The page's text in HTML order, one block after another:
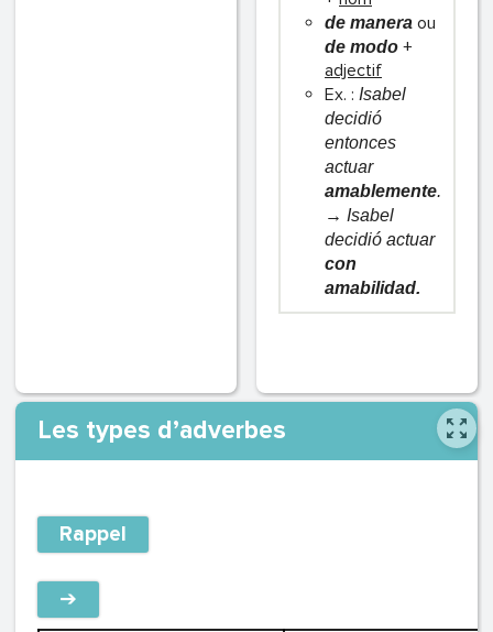
de manera ou
de modo +
adjectif
Ex. : Isabel
decidió
entonces
actuar
amablemente.
→ Isabel
decidió actuar
con
amabilidad.
Les types d’adverbes
Rappel
➔